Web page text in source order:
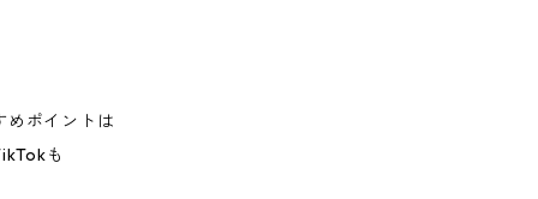
ポイントは
も